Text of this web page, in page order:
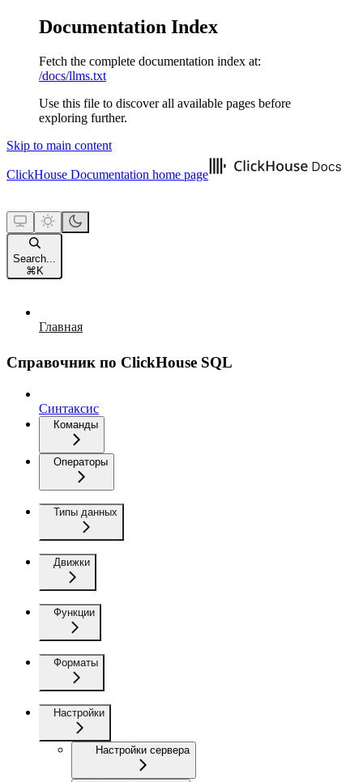
Documentation Index
Fetch the complete documentation index at:
/docs/llms.txt
Use this file to discover all available pages before
exploring further.
Skip to main content
ClickHouse Documentation home page
Search...
⌘ K
Главная
Справочник по ClickHouse SQL
Синтаксис
Команды
Операторы
Типы данных
Движки
Функции
Форматы
Настройки
Настройки сервера